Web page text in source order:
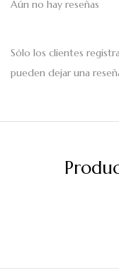
Aún no hay reseñas
Sólo los clientes
pueden dejar una